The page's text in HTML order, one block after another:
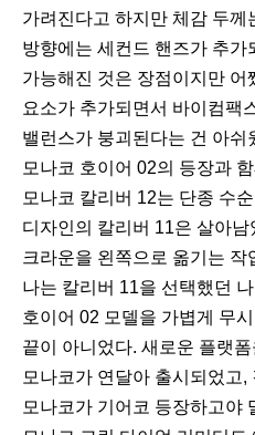
가려진다고 하지만 체감 두께
방향에는 세컨드 핸즈가 추가
가능해진 것은 장점이지만 어
요소가 추가되면서 바이컴팩
밸런스가 붕괴된다는 건 아쉬
모나코 호이어 02의 등장과
모나코 칼리버 12는 단종 수
디자인의 칼리버 11은 살아
크라운을 왼쪽으로 옮기는 작
나는 칼리버 11을 선택했던
호이어 02 모델을 가볍게 무
끝이 아니었다. 새로운 플랫
모나코가 연달아 출시되었고
모나코가 기어코 등장하고야